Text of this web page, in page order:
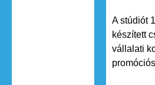
A stúdiót
készített
vállalati